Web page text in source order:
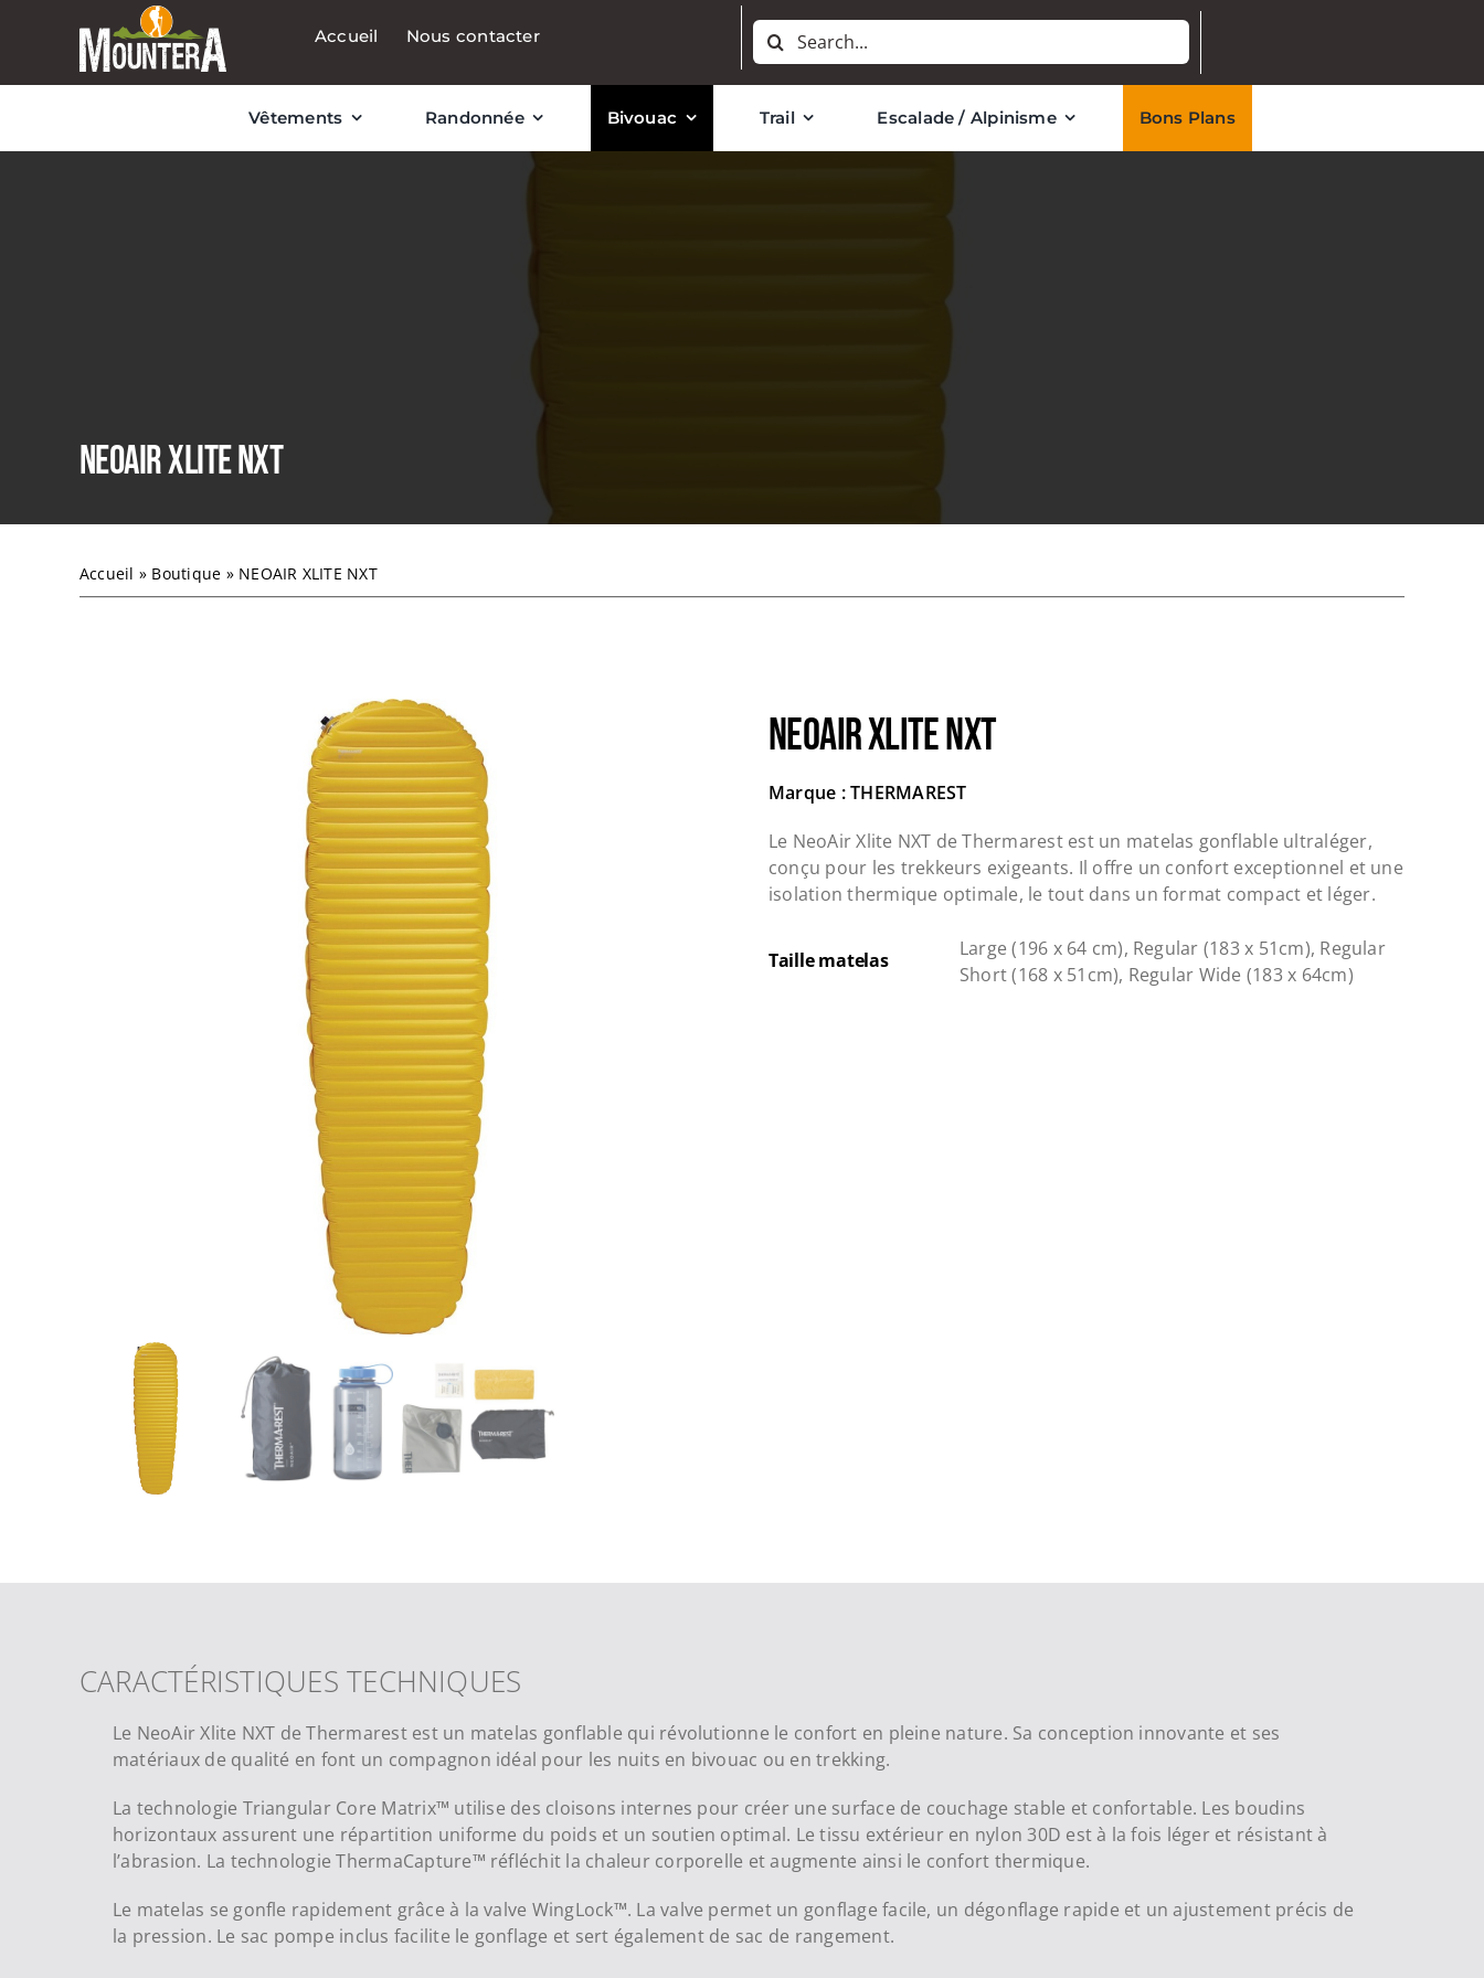
Accueil Nous contacter Rechercher:
Vêtements Randonnée Bivouac Trail Escalade / Alpinisme Bons Plans
NEOAIR XLITE NXT
Accueil » Boutique » NEOAIR XLITE NXT
NEOAIR XLITE NXT
Marque : THERMAREST
Le NeoAir Xlite NXT de Thermarest est un matelas gonflable ultraléger,
conçu pour les trekkeurs exigeants. Il offre un confort exceptionnel et une
isolation thermique optimale, le tout dans un format compact et léger.
Taille matelas
Large (196 x 64 cm), Regular (183 x 51cm), Regular
Short (168 x 51cm), Regular Wide (183 x 64cm)
CARACTÉRISTIQUES TECHNIQUES
Le NeoAir Xlite NXT de Thermarest est un matelas gonflable qui révolutionne le confort en pleine nature. Sa conception innovante et ses
matériaux de qualité en font un compagnon idéal pour les nuits en bivouac ou en trekking.
La technologie Triangular Core Matrix™ utilise des cloisons internes pour créer une surface de couchage stable et confortable. Les boudins
horizontaux assurent une répartition uniforme du poids et un soutien optimal. Le tissu extérieur en nylon 30D est à la fois léger et résistant à
l’abrasion. La technologie ThermaCapture™ réfléchit la chaleur corporelle et augmente ainsi le confort thermique.
Le matelas se gonfle rapidement grâce à la valve WingLock™. La valve permet un gonflage facile, un dégonflage rapide et un ajustement précis de
la pression. Le sac pompe inclus facilite le gonflage et sert également de sac de rangement.